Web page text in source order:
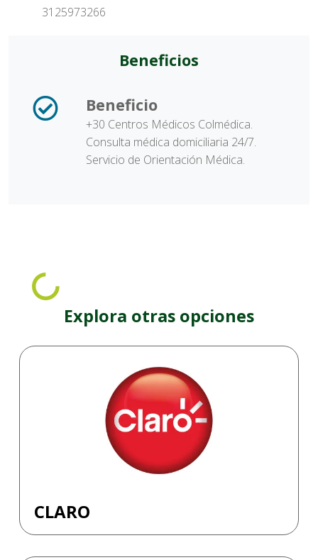
3125973266
Beneficios
Beneficio
+30 Centros Médicos Colmédica.
Consulta médica domiciliaria 24/7.
Servicio de Orientación Médica.
Explora otras opciones
CLARO